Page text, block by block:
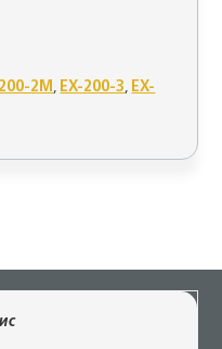
2M,EX-200-3,EX-